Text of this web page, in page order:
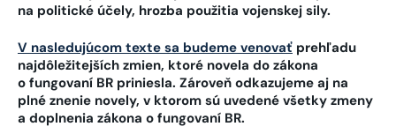
na politické účely, hrozba použitia vojenskej sily.
V nasledujúcom texte sa budeme venovať prehľadu
najdôležitejších zmien, ktoré novela do zákona
o fungovaní BR priniesla. Zároveň odkazujeme aj na
plné znenie novely, v ktorom sú uvedené všetky zmeny
a doplnenia zákona o fungovaní BR.